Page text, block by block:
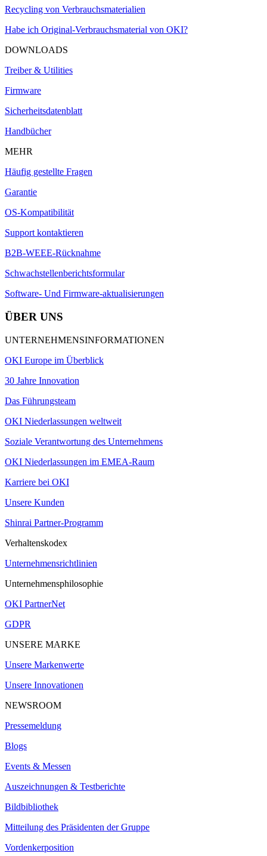
Recycling von Verbrauchsmaterialien
Habe ich Original-Verbrauchsmaterial von OKI?
DOWNLOADS
Treiber & Utilities
Firmware
Sicherheitsdatenblatt
Handbücher
MEHR
Häufig gestellte Fragen
Garantie
OS-Kompatibilität
Support kontaktieren
B2B-WEEE-Rücknahme
Schwachstellenberichtsformular
Software- Und Firmware-aktualisierungen
ÜBER UNS
UNTERNEHMENSINFORMATIONEN
OKI Europe im Überblick
30 Jahre Innovation
Das Führungsteam
OKI Niederlassungen weltweit
Soziale Verantwortung des Unternehmens
OKI Niederlassungen im EMEA-Raum
Karriere bei OKI
Unsere Kunden
Shinrai Partner-Programm
Verhaltenskodex
Unternehmensrichtlinien
Unternehmensphilosophie
OKI PartnerNet
GDPR
UNSERE MARKE
Unsere Markenwerte
Unsere Innovationen
NEWSROOM
Pressemeldung
Blogs
Events & Messen
Auszeichnungen & Testberichte
Bildbibliothek
Mitteilung des Präsidenten der Gruppe
Vordenkerposition